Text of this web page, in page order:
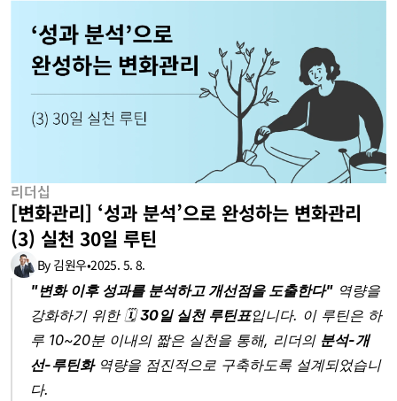
리더십
[변화관리] ‘성과 분석’으로 완성하는 변화관리
(3) 실천 30일 루틴
By 김원우•2025. 5. 8.
"변화 이후 성과를 분석하고 개선점을 도출한다" 역량을
강화하기 위한 🗓 30일 실천 루틴표입니다. 이 루틴은 하
루 10~20분 이내의 짧은 실천을 통해, 리더의 분석-개
선-루틴화 역량을 점진적으로 구축하도록 설계되었습니
다.